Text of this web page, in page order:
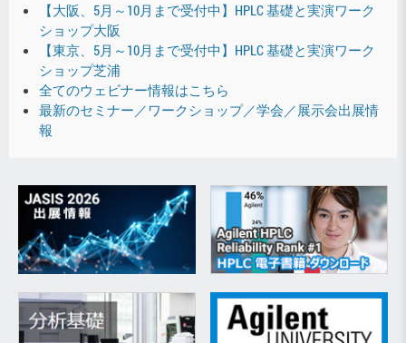
【大阪、5月～10月まで受付中】HPLC 基礎と実演ワーク
ショップ大阪
【東京、5月～10月まで受付中】HPLC 基礎と実演ワーク
ショップ芝浦
全てのウェビナー情報はこちら
最新のセミナー／ワークショップ／学会／展示会出展情
報